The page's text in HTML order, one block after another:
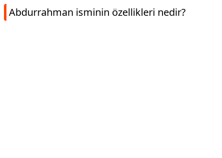
Abdurrahman isminin özellikleri nedir?